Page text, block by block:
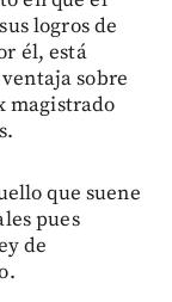
logros de
él, está
sobre
magistrado
que suene
pues
de